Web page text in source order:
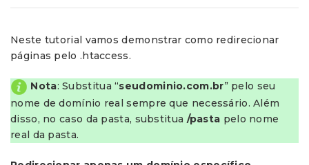
Neste tutorial vamos demonstrar como redirecionar
páginas pelo .htaccess.
Nota: Substitua “seudominio.com.br” pelo seu
nome de domínio real sempre que necessário. Além
disso, no caso da pasta, substitua /pasta pelo nome
real da pasta.